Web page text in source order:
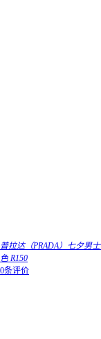
普拉达（PRADA）七夕男
色 R150
0条评价